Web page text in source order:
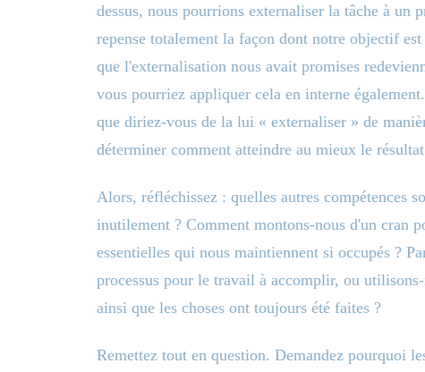
dessus, nous pourrions externaliser la tâche à un
repense totalement la façon dont notre objectif
que l'externalisation nous avait promises
vous pourriez appliquer cela en interne
que diriez-vous de la lui « externaliser » de
déterminer comment atteindre au mieux le
Alors, réfléchissez : quelles autres compétences
inutilement ? Comment montons-nous d'un cran
essentielles qui nous maintiennent si occupés ?
processus pour le travail à accomplir, ou
ainsi que les choses ont toujours été faites ?
Remettez tout en question. Demandez pourquoi